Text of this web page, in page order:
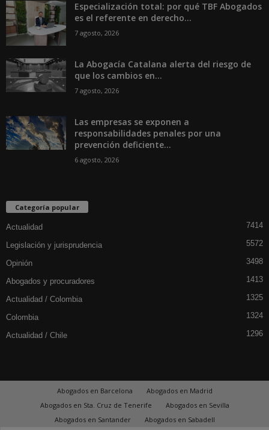
Especialización total: por qué TBF Abogados
es el referente en derecho...
7 agosto, 2026
La Abogacía Catalana alerta del riesgo de
que los cambios en...
7 agosto, 2026
Las empresas se exponen a
responsabilidades penales por una
prevención deficiente...
6 agosto, 2026
Categoría popular
Actualidad 7414
Legislación y jurisprudencia 5572
Opinión 3498
Abogados y procuradores 1413
Actualidad / Colombia 1325
Colombia 1324
Actualidad / Chile 1296
Abogados en Barcelona
Abogados en Madrid
Abogados en Sta. Cruz de Tenerife
Abogados en Sevilla
Abogados en Santander
Abogados en Sabadell